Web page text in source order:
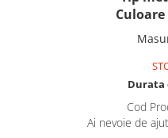
Durata
Cod
Ai nevoie de